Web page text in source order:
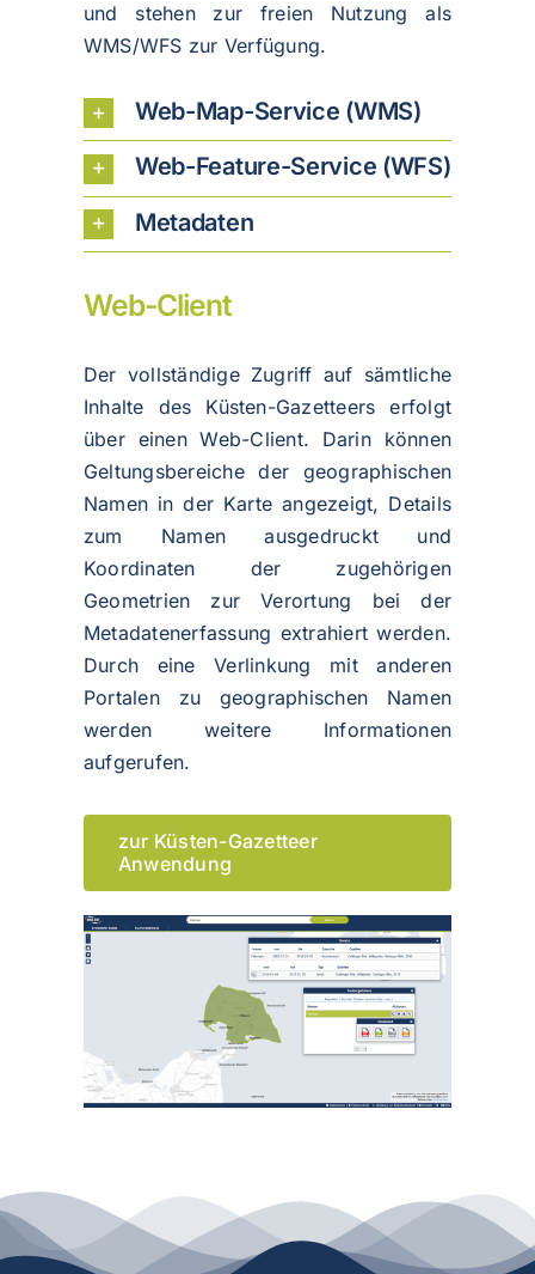
und stehen zur freien Nutzung als
WMS/WFS zur Verfügung.
Web-Map-Service (WMS)
Web-Feature-Service (WFS)
Metadaten
Web-Client
Der vollständige Zugriff auf sämtliche
Inhalte des Küsten-Gazetteers erfolgt
über einen Web-Client. Darin können
Geltungsbereiche der geographischen
Namen in der Karte angezeigt, Details
zum Namen ausgedruckt und
Koordinaten der zugehörigen
Geometrien zur Verortung bei der
Metadatenerfassung extrahiert werden.
Durch eine Verlinkung mit anderen
Portalen zu geographischen Namen
werden weitere Informationen
aufgerufen.
zur Küsten-Gazetteer
Anwendung